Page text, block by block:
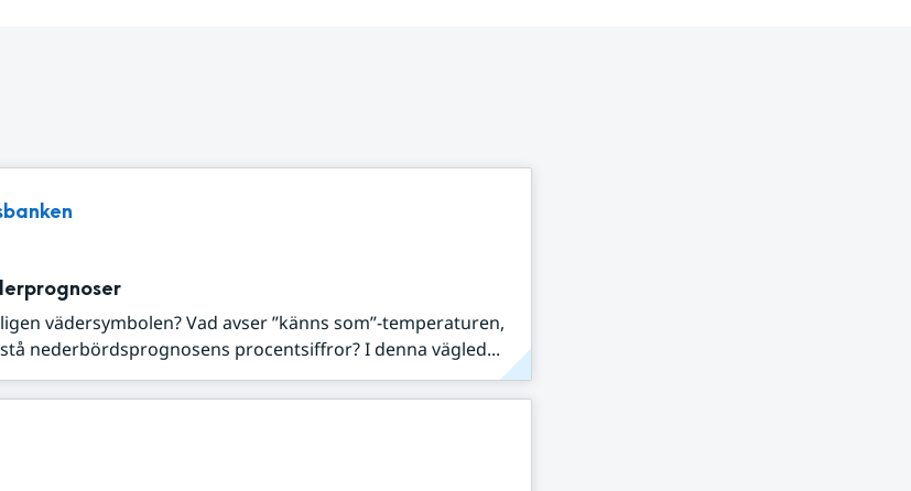
vädersymbolen? Vad avser ”känns som”-temperaturen,
nederbördsprognosens procentsiffror? I denna vägled...